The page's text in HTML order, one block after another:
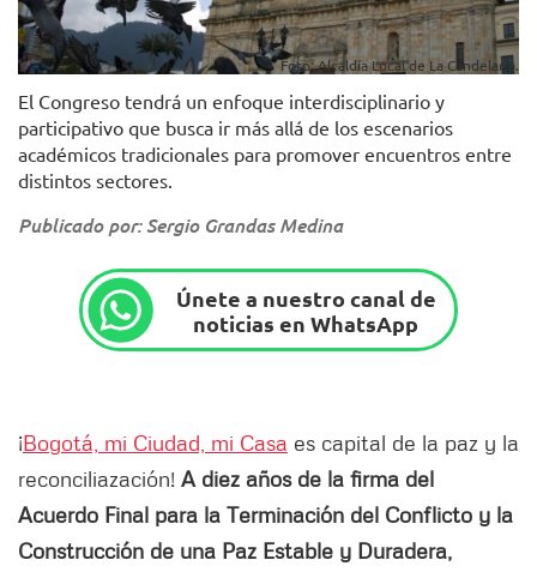
Foto: Alcaldía Local de La Candelaria.
El Congreso tendrá un enfoque interdisciplinario y
participativo que busca ir más allá de los escenarios
académicos tradicionales para promover encuentros entre
distintos sectores.
Publicado por: Sergio Grandas Medina
Únete a nuestro canal de
noticias en WhatsApp
¡Bogotá, mi Ciudad, mi Casa es capital de la paz y la
reconciliazación! A diez años de la firma del
Acuerdo Final para la Terminación del Conflicto y la
Construcción de una Paz Estable y Duradera,